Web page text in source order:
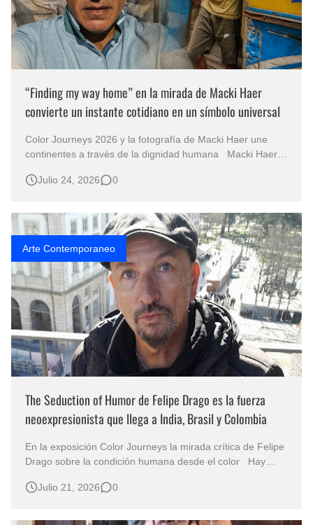
“Finding my way home” en la mirada de Macki Haer
convierte un instante cotidiano en un símbolo universal
Color Journeys 2026 y la fotografía de Macki Haer une
continentes a través de la dignidad humana Macki Haer
trasciende las fronteras Hay fotografías que describen un
“Finding m…
Julio 24, 2026 0
Arte Contemporaneo
The Seduction of Humor de Felipe Drago es la fuerza
neoexpresionista que llega a India, Brasil y Colombia
En la exposición Color Journeys la mirada crítica de Felipe
Drago sobre la condición humana desde el color Hay
invitan a asumir un reto. Desde el primer encuentro con
Suárez, se comp…
Julio 21, 2026 0